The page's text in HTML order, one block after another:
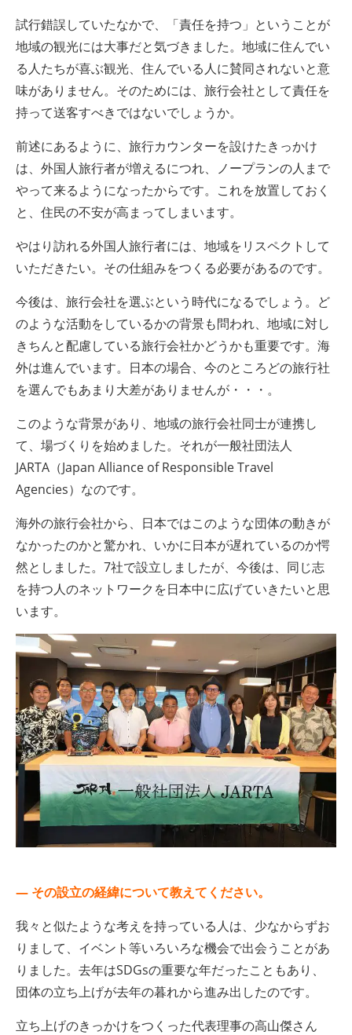
試行錯誤していたなかで、「責任を持つ」ということが
地域の観光には大事だと気づきました。地域に住んでい
る人たちが喜ぶ観光、住んでいる人に賛同されないと意
味がありません。そのためには、旅行会社として責任を
持って送客すべきではないでしょうか。
前述にあるように、旅行カウンターを設けたきっかけ
は、外国人旅行者が増えるにつれ、ノープランの人まで
やって来るようになったからです。これを放置しておく
と、住民の不安が高まってしまいます。
やはり訪れる外国人旅行者には、地域をリスペクトして
いただきたい。その仕組みをつくる必要があるのです。
今後は、旅行会社を選ぶという時代になるでしょう。ど
のような活動をしているかの背景も問われ、地域に対し
きちんと配慮している旅行会社かどうかも重要です。海
外は進んでいます。日本の場合、今のところどの旅行社
を選んでもあまり大差がありませんが・・・。
このような背景があり、地域の旅行会社同士が連携し
て、場づくりを始めました。それが一般社団法人
JARTA（Japan Alliance of Responsible Travel
Agencies）なのです。
海外の旅行会社から、日本ではこのような団体の動きが
なかったのかと驚かれ、いかに日本が遅れているのか愕
然としました。7社で設立しましたが、今後は、同じ志
を持つ人のネットワークを日本中に広げていきたいと思
います。
— その設立の経緯について教えてください。
我々と似たような考えを持っている人は、少なからずお
りまして、イベント等いろいろな機会で出会うことがあ
りました。去年はSDGsの重要な年だったこともあり、
団体の立ち上げが去年の暮れから進み出したのです。
立ち上げのきっかけをつくった代表理事の高山傑さん